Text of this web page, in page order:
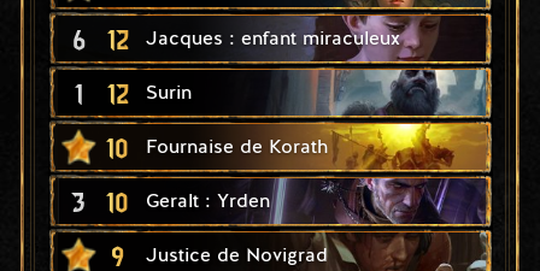
6 12 Jacques : enfant miraculeux
1 12 Surin
10 Fournaise de Korath
3 10 Geralt : Yrden
9 Justice de Novigrad